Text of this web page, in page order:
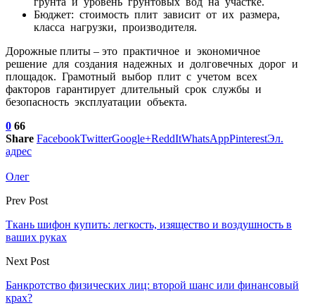
Бюджет: стоимость плит зависит от их размера,
класса нагрузки, производителя.
Дорожные плиты – это практичное и экономичное
решение для создания надежных и долговечных дорог и
площадок. Грамотный выбор плит с учетом всех
факторов гарантирует длительный срок службы и
безопасность эксплуатации объекта.
0 66
Share FacebookTwitterGoogle+ReddItWhatsAppPinterestЭл.
адрес
Олег
Prev Post
Ткань шифон купить: легкость, изящество и воздушность в
ваших руках
Next Post
Банкротство физических лиц: второй шанс или финансовый
крах?